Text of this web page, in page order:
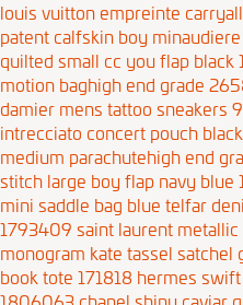
louis vuitton empreinte
patent calfskin boy
quilted small cc you flap
motion baghigh end grade
damier mens tattoo sneakers
intrecciato concert pouch
medium parachutehigh end
stitch large boy flap navy blue
mini saddle bag blue telfar
1793409 saint laurent
monogram kate tassel
book tote 171818 hermes